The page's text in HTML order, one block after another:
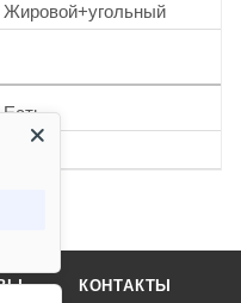
Жировой+угольный
Есть
КОНТАКТЫ